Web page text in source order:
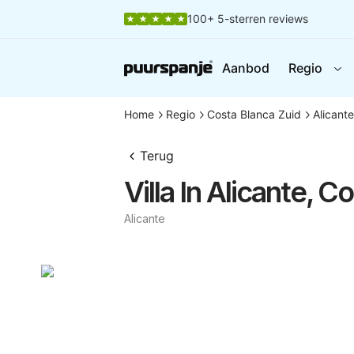
100+ 5-sterren reviews
Aanbod Regio
Home Regio Costa Blanca Zuid Alicante
Terug
Villa In Alicante,
Alicante